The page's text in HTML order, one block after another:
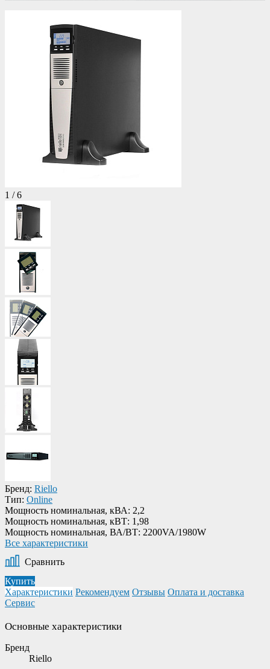
1 /6
Бренд: Riello
Тип: Online
Мощность номинальная, кВА: 2,2
Мощность номинальная, кВТ: 1,98
Мощность номинальная, ВА/ВТ: 2200VA/1980W
Все характеристики
Сравнить
Купить
Характеристики Рекомендуем Отзывы Оплата и доставка
Сервис
Основные характеристики
Бренд
Riello